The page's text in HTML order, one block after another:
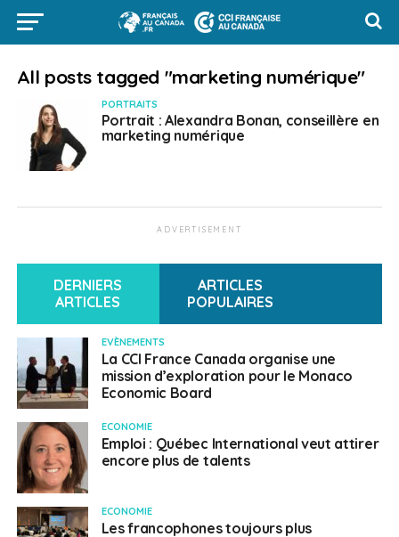
All posts tagged "marketing numérique"
PORTRAITS
Portrait : Alexandra Bonan, conseillère en
marketing numérique
ADVERTISEMENT
DERNIERS
ARTICLES
ARTICLES
POPULAIRES
EVÈNEMENTS
La CCI France Canada organise une
mission d’exploration pour le Monaco
Economic Board
ECONOMIE
Emploi : Québec International veut attirer
encore plus de talents
ECONOMIE
Les francophones toujours plus